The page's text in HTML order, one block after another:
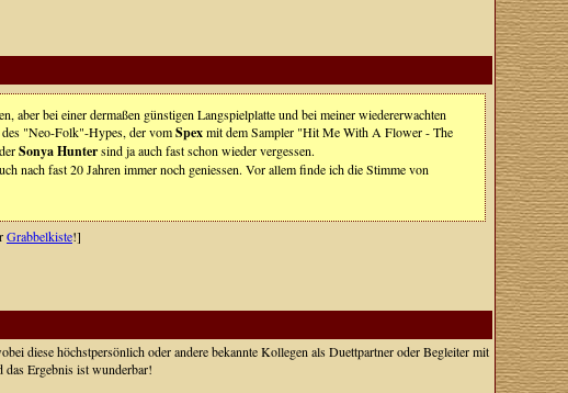
aber bei einer dermaßen günstigen Langspielplatte und bei meiner wiedererwachten
"Neo-Folk"-Hypes, der vomSpexmit dem Sampler "Hit Me With A Flower - The
Sonya Huntersind ja auch fast schon wieder vergessen.
nach fast 20 Jahren immer noch geniessen. Vor allem finde ich die Stimme von
Grabbelkiste!]
diese höchstpersönlich oder andere bekannte Kollegen als Duettpartner oder Begleiter mit
das Ergebnis ist wunderbar!